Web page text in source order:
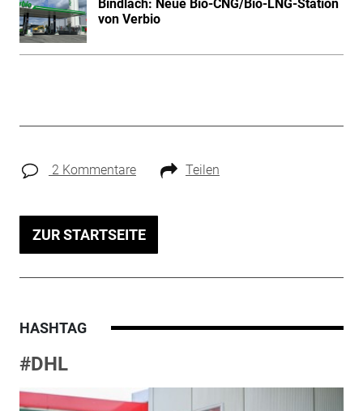
Bindlach: Neue Bio-CNG/Bio-LNG-Station
von Verbio
2 Kommentare Teilen
ZUR STARTSEITE
HASHTAG
#DHL